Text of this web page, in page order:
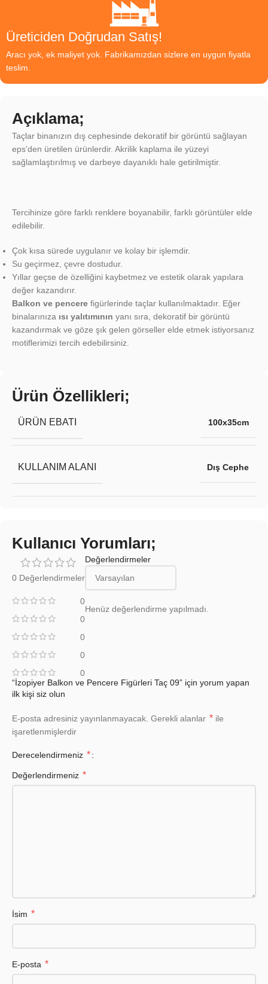
Üreticiden Doğrudan Satış!
Aracı yok, ek maliyet yok. Fabrikamızdan sizlere en uygun fiyatla
teslim.
Açıklama;
Taçlar binanızın dış cephesinde dekoratif bir görüntü sağlayan
eps’den üretilen ürünlerdir. Akrilik kaplama ile yüzeyi
sağlamlaştırılmış ve darbeye dayanıklı hale getirilmiştir.
Tercihinize göre farklı renklere boyanabilir, farklı görüntüler elde
edilebilir.
Çok kısa sürede uygulanır ve kolay bir işlemdir.
Su geçirmez, çevre dostudur.
Yıllar geçse de özelliğini kaybetmez ve estetik olarak yapılara
değer kazandırır.
Balkon ve pencere figürlerinde taçlar kullanılmaktadır. Eğer
binalarınıza ısı yalıtımının yanı sıra, dekoratif bir görüntü
kazandırmak ve göze şık gelen görseller elde etmek istiyorsanız
motiflerimizi tercih edebilirsiniz.
Ürün Özellikleri;
ÜRÜN EBATI 100x35cm
KULLANIM ALANI Dış Cephe
Kullanıcı Yorumları;
0 Değerlendirmeler
0
0
0
0
0
Değerlendirmeler
Henüz değerlendirme yapılmadı.
“İzopiyer Balkon ve Pencere Figürleri Taç 09” için yorum yapan
ilk kişi siz olun
E-posta adresiniz yayınlanmayacak. Gerekli alanlar * ile
işaretlenmişlerdir
Derecelendirmeniz *
Değerlendirmeniz *
İsim *
E-posta *